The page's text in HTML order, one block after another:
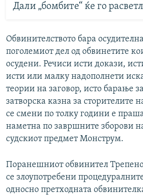
Дали „бомбите“ ќе го
Обвинителството бара
поголемиот дел од обвинетите
осудени. Речиси исти докази,
исти или малку надополнети
теории на заговор, исто барање
затворска казна за сторителите
се смени по толку години е
наметна по завршните зборови
судскиот предмет Монструм.
Поранешниот обвинител
се злоупотребени
односно претходната